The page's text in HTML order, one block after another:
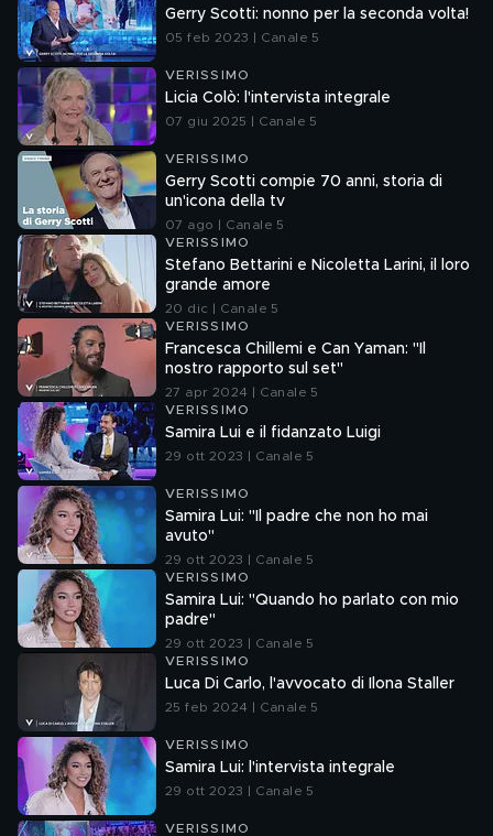
Gerry Scotti: nonno per la seconda volta!
05 feb 2023 | Canale 5
VERISSIMO
Licia Colò: l'intervista integrale
07 giu 2025 | Canale 5
VERISSIMO
Gerry Scotti compie 70 anni, storia di
un'icona della tv
07 ago | Canale 5
VERISSIMO
Stefano Bettarini e Nicoletta Larini, il loro
grande amore
20 dic | Canale 5
VERISSIMO
Francesca Chillemi e Can Yaman: "Il
nostro rapporto sul set"
27 apr 2024 | Canale 5
VERISSIMO
Samira Lui e il fidanzato Luigi
29 ott 2023 | Canale 5
VERISSIMO
Samira Lui: "Il padre che non ho mai
avuto"
29 ott 2023 | Canale 5
VERISSIMO
Samira Lui: "Quando ho parlato con mio
padre"
29 ott 2023 | Canale 5
VERISSIMO
Luca Di Carlo, l'avvocato di Ilona Staller
25 feb 2024 | Canale 5
VERISSIMO
Samira Lui: l'intervista integrale
29 ott 2023 | Canale 5
VERISSIMO